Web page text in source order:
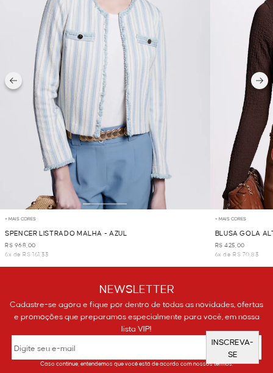
+ MAIS CORES
SPENCER LISTRADO MALHA - AZUL
R$ 968,00
6x de R$ 161,33
+ MAIS CORES
BLUSA GOLA
R$ 425,00
6x de R$ 70,83
NEWSLETTER
Cadastre-se agora e fique por dentro de todas as novidades, ofertas
e promoções que preparamos especialmente para você, em nossa
lista VIP!
INSCREVA-
SE
Caso continue, entendemos que você está de acordo com nossos termos.